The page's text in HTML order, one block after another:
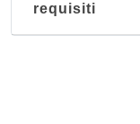
requisiti